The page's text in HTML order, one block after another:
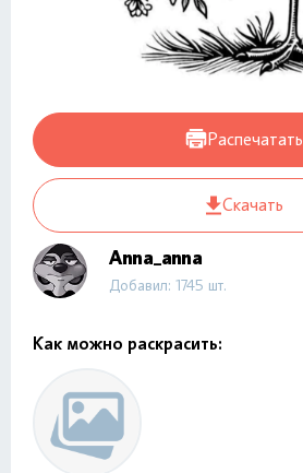
Распечатать
Скачать
Anna_anna
Добавил: 1745 шт.
Как можно раскрасить: